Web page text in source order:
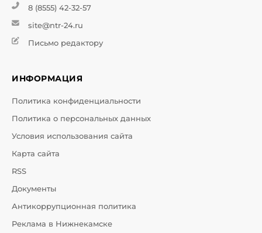
8 (8555) 42-32-57
site@ntr-24.ru
Письмо редактору
ИНФОРМАЦИЯ
Политика конфиденциальности
Политика о персональных данных
Условия использования сайта
Карта сайта
RSS
Документы
Антикоррупционная политика
Реклама в Нижнекамске